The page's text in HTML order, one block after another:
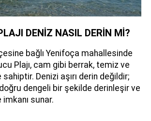
DENİZ NASIL DERİN Mİ?
bağlı Yenifoça mahallesinde
Plajı, cam gibi berrak, temiz ve
Denizi aşırı derin değildir;
doğru dengeli bir şekilde derinleşir ve
sunar.